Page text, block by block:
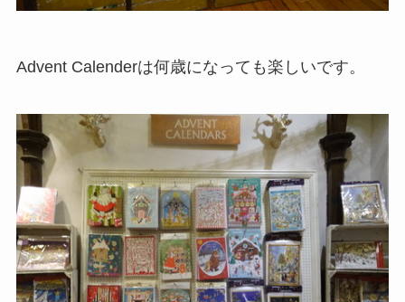
Advent Calenderは何歳になっても楽しいです。